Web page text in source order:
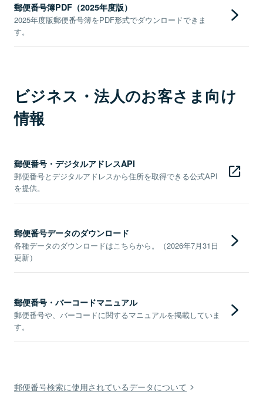
郵便番号簿PDF（2025年度版）
2025年度版郵便番号簿をPDF形式でダウンロードできま
す。
ビジネス・法人のお客さま向け
情報
郵便番号・デジタルアドレスAPI
郵便番号とデジタルアドレスから住所を取得できる公式API
を提供。
郵便番号データのダウンロード
各種データのダウンロードはこちらから。（2026年7月31日
更新）
郵便番号・バーコードマニュアル
郵便番号や、バーコードに関するマニュアルを掲載していま
す。
郵便番号検索に使用されているデータについて